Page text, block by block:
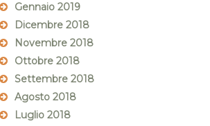
Gennaio 2019
Dicembre 2018
Novembre 2018
Ottobre 2018
Settembre 2018
Agosto 2018
Luglio 2018